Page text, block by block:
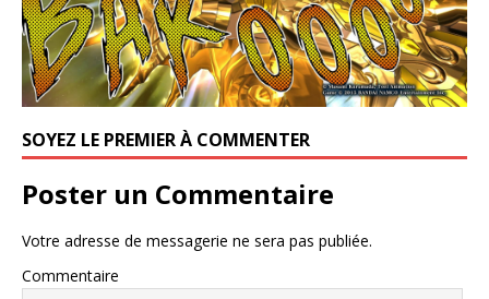
SOYEZ LE PREMIER À COMMENTER
Poster un Commentaire
Votre adresse de messagerie ne sera pas publiée.
Commentaire